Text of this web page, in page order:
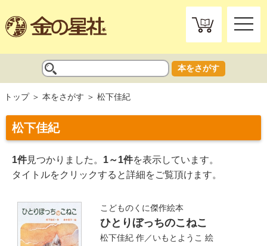
toggle
本をさがす
トップ 本をさがす 松下佳紀
松下佳紀
1件見つかりました。 1～1件を表示しています。
タイトルをクリックすると詳細をご覧頂けます。
こどものくに傑作絵本
ひとりぼっちのこねこ
松下佳紀 作／いもとようこ 絵